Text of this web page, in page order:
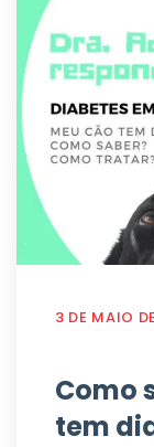
3 DE MAIO
Como
tem